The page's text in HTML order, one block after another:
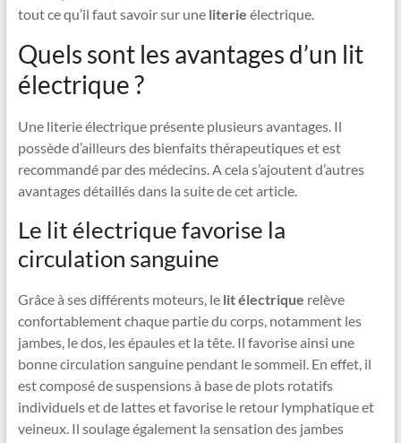
tout ce qu’il faut savoir sur une literie électrique.
Quels sont les avantages d’un lit
électrique ?
Une literie électrique présente plusieurs avantages. Il
possède d’ailleurs des bienfaits thérapeutiques et est
recommandé par des médecins. A cela s’ajoutent d’autres
avantages détaillés dans la suite de cet article.
Le lit électrique favorise la
circulation sanguine
Grâce à ses différents moteurs, le lit électrique relève
confortablement chaque partie du corps, notamment les
jambes, le dos, les épaules et la tête. Il favorise ainsi une
bonne circulation sanguine pendant le sommeil. En effet, il
est composé de suspensions à base de plots rotatifs
individuels et de lattes et favorise le retour lymphatique et
veineux. Il soulage également la sensation des jambes